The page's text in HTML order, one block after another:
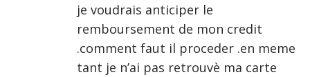
je voudrais anticiper le
remboursement de mon credit
.comment faut il proceder .en meme
tant je n’ai pas retrouvè ma carte